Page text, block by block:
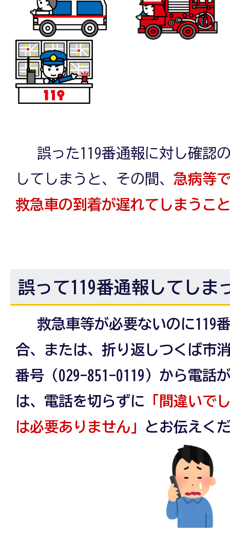
誤った119番通報に対し確認
してしまうと、その間、 急病等
救急車の到着が遅れてしまうこ
誤って119番通報してしま
救急車等が必要ないのに119
合、または、折り返しつくば市
番号（029-851-0119）から電話
は、電話を切らずに
「間違いで
は必要ありません」
とお伝えく